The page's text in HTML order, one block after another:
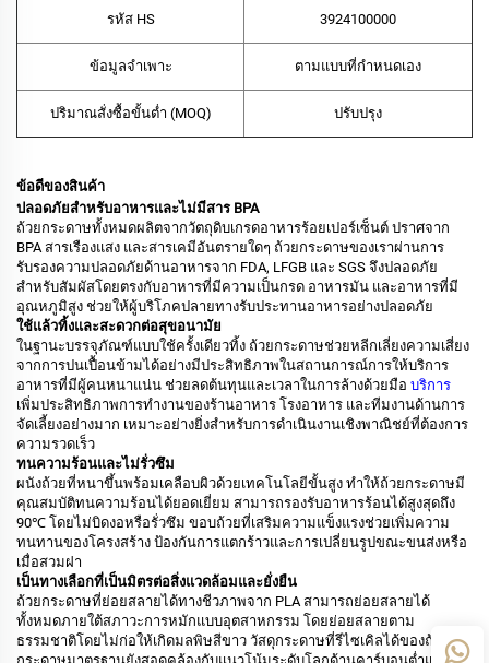
รหัส HS ‌3924100000‌
ข้อมูลจำเพาะ ตามแบบที่กำหนดเอง
ปริมาณสั่งซื้อขั้นต่ำ (MOQ) ปรับปรุง
ข้อดีของสินค้า
ปลอดภัยสำหรับอาหารและไม่มีสาร BPA
ถ้วยกระดาษทั้งหมดผลิตจากวัตถุดิบเกรดอาหารร้อยเปอร์เซ็นต์ ปราศจาก
BPA สารเรืองแสง และสารเคมีอันตรายใดๆ ถ้วยกระดาษของเราผ่านการ
รับรองความปลอดภัยด้านอาหารจาก FDA, LFGB และ SGS จึงปลอดภัย
สำหรับสัมผัสโดยตรงกับอาหารที่มีความเป็นกรด อาหารมัน และอาหารที่มี
อุณหภูมิสูง ช่วยให้ผู้บริโภคปลายทางรับประทานอาหารอย่างปลอดภัย
ใช้แล้วทิ้งและสะดวกต่อสุขอนามัย
ในฐานะบรรจุภัณฑ์แบบใช้ครั้งเดียวทิ้ง ถ้วยกระดาษช่วยหลีกเลี่ยงความเสี่ยง
จากการปนเปื้อนข้ามได้อย่างมีประสิทธิภาพในสถานการณ์การให้บริการ
อาหารที่มีผู้คนหนาแน่น ช่วยลดต้นทุนและเวลาในการล้างด้วยมือ บริการ
เพิ่มประสิทธิภาพการทำงานของร้านอาหาร โรงอาหาร และทีมงานด้านการ
จัดเลี้ยงอย่างมาก เหมาะอย่างยิ่งสำหรับการดำเนินงานเชิงพาณิชย์ที่ต้องการ
ความรวดเร็ว
ทนความร้อนและไม่รั่วซึม
ผนังถ้วยที่หนาขึ้นพร้อมเคลือบผิวด้วยเทคโนโลยีขั้นสูง ทำให้ถ้วยกระดาษมี
คุณสมบัติทนความร้อนได้ยอดเยี่ยม สามารถรองรับอาหารร้อนได้สูงสุดถึง
90℃ โดยไม่บิดงอหรือรั่วซึม ขอบถ้วยที่เสริมความแข็งแรงช่วยเพิ่มความ
ทนทานของโครงสร้าง ป้องกันการแตกร้าวและการเปลี่ยนรูปขณะขนส่งหรือ
เมื่อสวมฝา
เป็นทางเลือกที่เป็นมิตรต่อสิ่งแวดล้อมและยั่งยืน
ถ้วยกระดาษที่ย่อยสลายได้ทางชีวภาพจาก PLA สามารถย่อยสลายได้
ทั้งหมดภายใต้สภาวะการหมักแบบอุตสาหกรรม โดยย่อยสลายตาม
ธรรมชาติโดยไม่ก่อให้เกิดมลพิษสีขาว วัสดุกระดาษที่รีไซเคิลได้ของถ้วย
กระดาษมาตรฐานยังสอดคล้องกับแนวโน้มระดับโลกด้านคาร์บอนต่ำและสิ่ง